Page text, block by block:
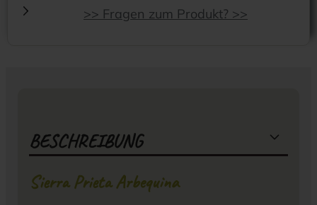
>> Fragen zum Produkt? >>
BESCHREIBUNG
Sierra Prieta Arbequina